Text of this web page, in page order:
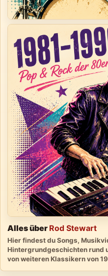
Alles über Rod Stewart
Hier findest du Songs,
Hintergrundgeschichten rund
von weiteren Klassikern von